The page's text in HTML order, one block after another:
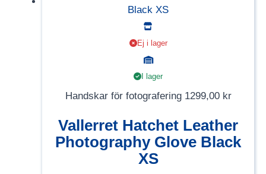
Ej i lager
I lager
Handskar för fotografering 1299,00 kr
Vallerret Hatchet Leather
Photography Glove Black
XS